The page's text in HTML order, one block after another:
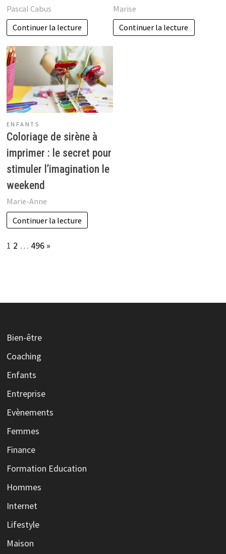
Pascal Cabus
Continuer la lecture
Marise
Continuer la lecture
ENFANTS
Coloriage de sirène à
imprimer : le secret pour
stimuler l’imagination le
weekend
Marie-Anne
Continuer la lecture
Page:
1 2 … 496 Next
»
Bien-être
Coaching
Enfants
Entreprise
Evènements
Femmes
Finance
Formation Education
Hommes
Internet
Lifestyle
Maison